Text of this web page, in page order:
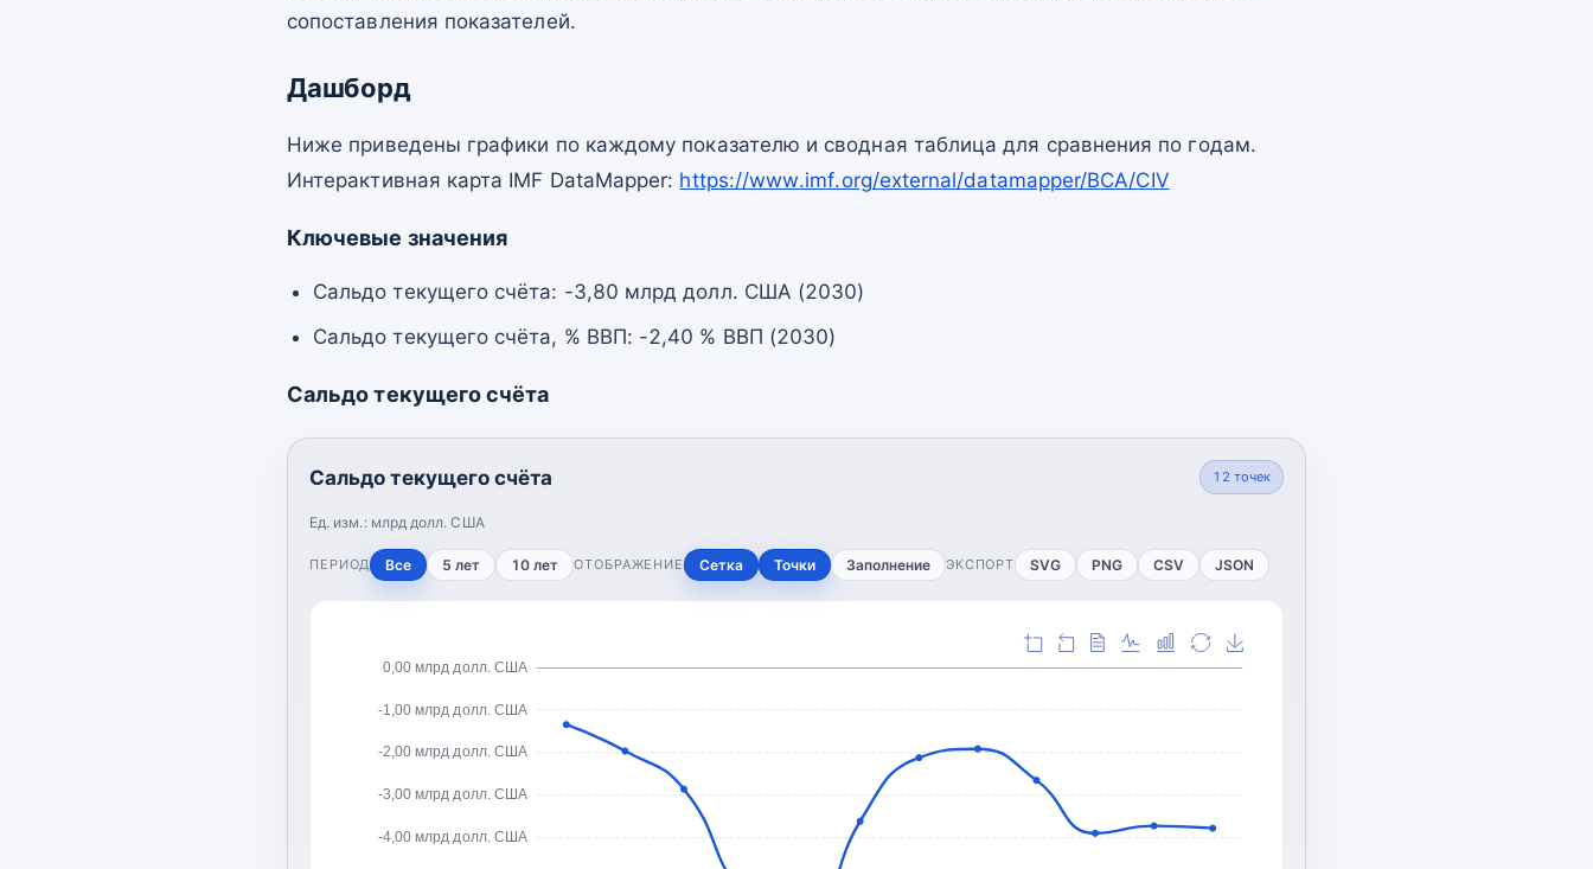
сопоставления показателей.
Дашборд
Ниже приведены графики по каждому показателю и сводная таблица для сравнения по годам.
Интерактивная карта IMF DataMapper: https://www.imf.org/external/datamapper/BCA/CIV
Ключевые значения
Сальдо текущего счёта: -3,80 млрд долл. США (2030)
Сальдо текущего счёта, % ВВП: -2,40 % ВВП (2030)
Сальдо текущего счёта
Сальдо текущего счёта
Ед. изм.: млрд долл. США
12 точек
ПЕРИОД Все 5 лет 10 лет ОТОБРАЖЕНИЕ Сетка Точки Заполнение ЭКСПОРТ SVG PNG CSV JSON
-4,00 млрд долл. США
-3,00 млрд долл. США
-2,00 млрд долл. США
-1,00 млрд долл. США
0,00 млрд долл. США